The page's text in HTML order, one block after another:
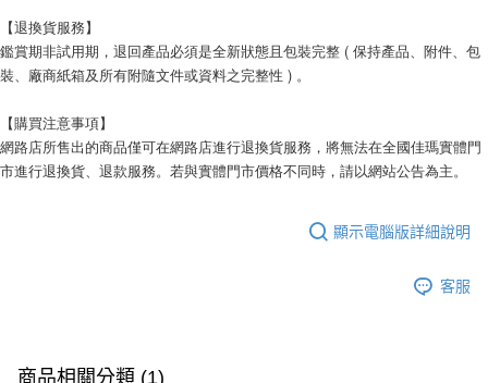
【退換貨服務】
鑑賞期非試用期，退回產品必須是全新狀態且包裝完整 ( 保持產品、附件、包
裝、廠商紙箱及所有附隨文件或資料之完整性 ) 。
【購買注意事項】
網路店所售出的商品僅可在網路店進行退換貨服務，將無法在全國佳瑪實體門
市進行退換貨、退款服務。若與實體門市價格不同時，請以網站公告為主。
顯示電腦版詳細說明
客服
商品相關分類 (1)